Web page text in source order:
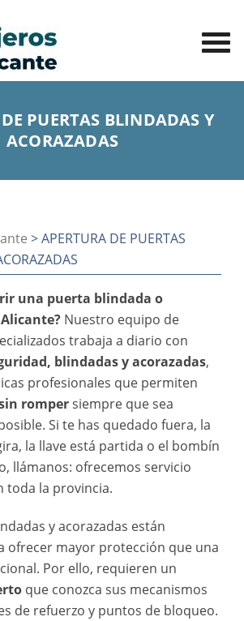
PUERTAS BLINDADAS Y
ACORAZADAS
> APERTURA DE PUERTAS
una puerta blindada o
Nuestro equipo de
trabaja a diario con
blindadas y acorazadas,
profesionales que permiten
rompersiempre que sea
Si te has quedado fuera, la
la llave está partida o el bombín
llámanos: ofrecemos servicio
toda la provincia.
y acorazadas están
ofrecer mayor protección que una
Por ello, requieren un
que conozca sus mecanismos
de refuerzo y puntos de bloqueo.